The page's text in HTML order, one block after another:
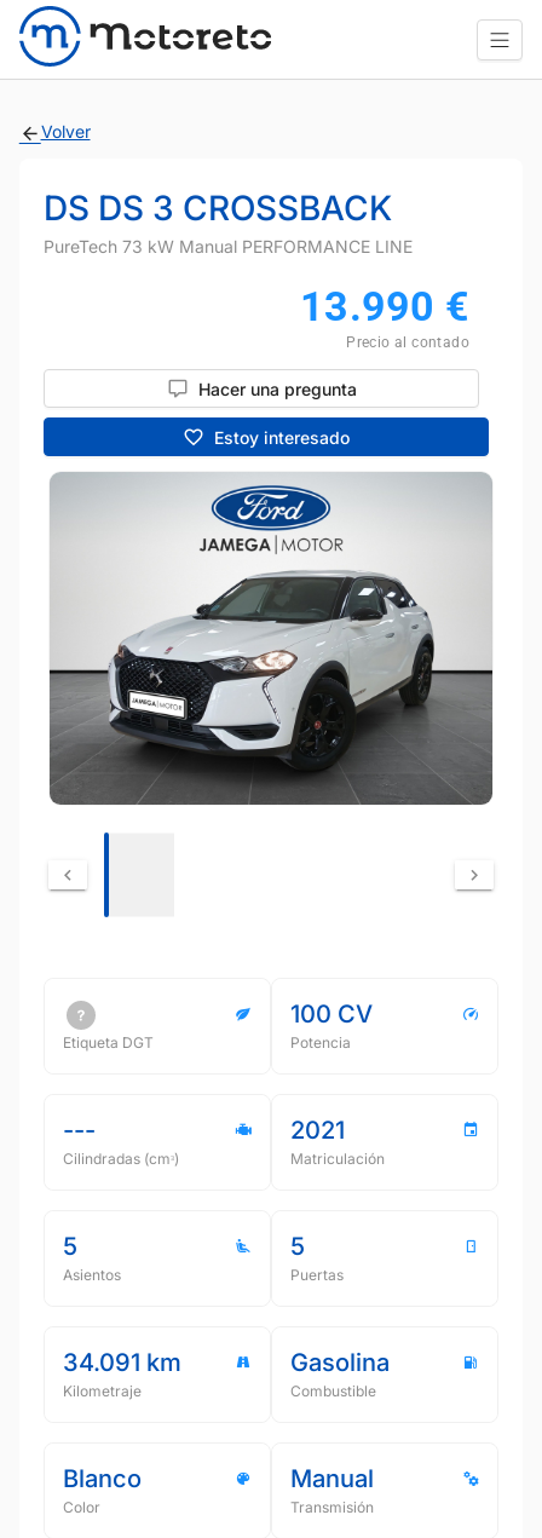
Volver
DS DS 3 CROSSBACK
PureTech 73 kW Manual PERFORMANCE LINE
13.990 €
Precio al contado
Hacer una pregunta
Estoy interesado
Etiqueta DGT
100 CV
Potencia
---
Cilindradas (cmᵌ)
2021
Matriculación
5
Asientos
5
Puertas
34.091 km
Kilometraje
Gasolina
Combustible
Blanco
Color
Manual
Transmisión